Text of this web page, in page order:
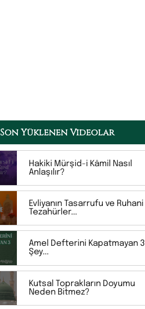
Son Yüklenen Videolar
Hakiki Mürşid-i Kâmil Nasıl
Anlaşılır?
Evliyanın Tasarrufu ve Ruhani
Tezahürler...
Amel Defterini Kapatmayan 3
Şey...
Kutsal Toprakların Doyumu
Neden Bitmez?